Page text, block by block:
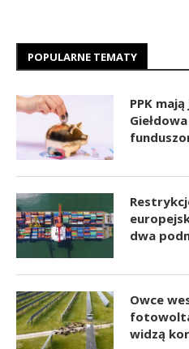
POPULARNE TEMATY
PPK
dwa
Owce
widzą